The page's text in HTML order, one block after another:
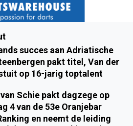
succes aan Adriatische
pakt titel, Van der
op 16-jarig toptalent
Schie pakt dagzege op
4 van de 53e Oranjebar
en neemt de leiding